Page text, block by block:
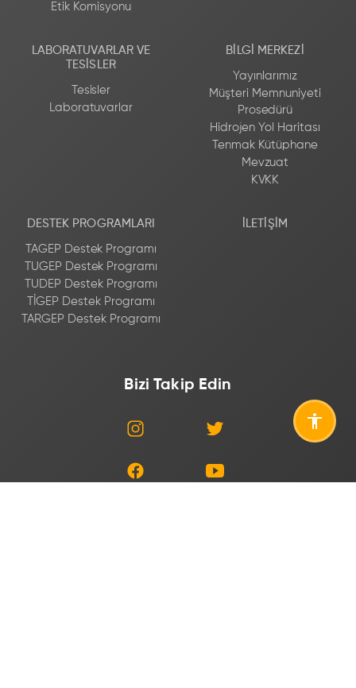
Etik Komisyonu
LABORATUVARLAR VE
TESISLER
Tesisler
Laboratuvarlar
BILGI MERKEZI
Yayınlarımız
Müşteri Memnuniyeti
Prosedürü
Hidrojen Yol Haritası
Tenmak Kütüphane
Mevzuat
KVKK
DESTEK PROGRAMLARI
TAGEP Destek Programı
TUGEP Destek Programı
TUDEP Destek Programı
TİGEP Destek Programı
TARGEP Destek Programı
İLETIŞIM
Bizi Takip Edin